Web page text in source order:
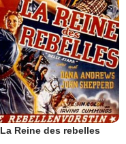
La Reine des rebelles